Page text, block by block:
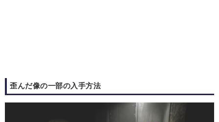
歪んだ像の一部の入手方法